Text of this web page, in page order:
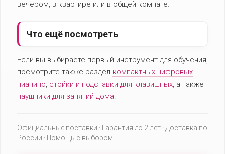
вечером, в квартире или в общей комнате.
Что ещё посмотреть
Если вы выбираете первый инструмент для обучения,
посмотрите также раздел компактных цифровых
пианино, стойки и подставки для клавишных, а также
наушники для занятий дома.
Официальные поставки · Гарантия до 2 лет · Доставка по
России · Помощь с выбором